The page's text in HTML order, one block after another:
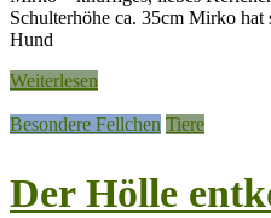
Schulterhöhe ca. 35cm Mirko
Hund
Weiterlesen
Besondere Fellchen Tiere
Der Hölle